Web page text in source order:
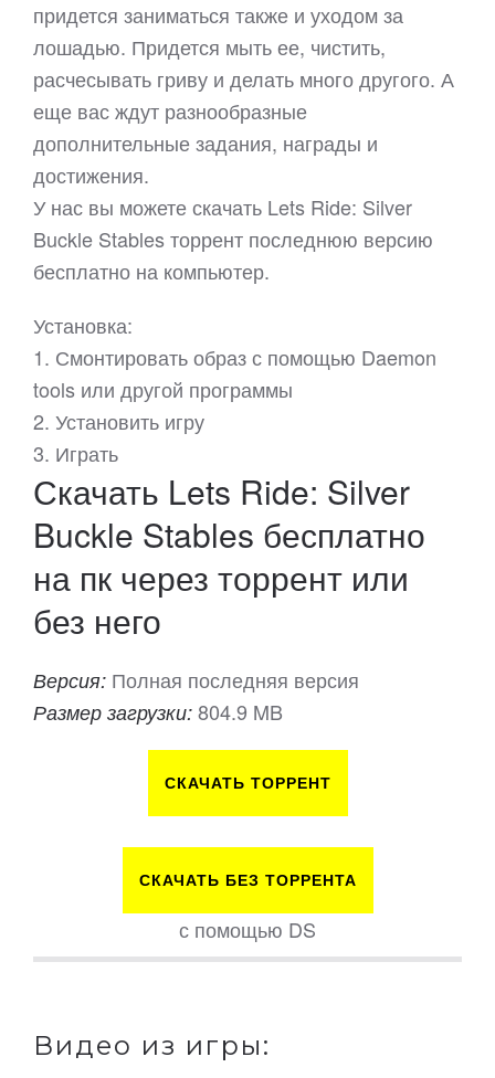
придется заниматься также и уходом за
лошадью. Придется мыть ее, чистить,
расчесывать гриву и делать много другого. А
еще вас ждут разнообразные
дополнительные задания, награды и
достижения.
У нас вы можете скачать Lets Ride: Silver
Buckle Stables торрент последнюю версию
бесплатно на компьютер.
Установка:
1. Смонтировать образ с помощью Daemon
tools или другой программы
2. Установить игру
3. Играть
Скачать Lets Ride: Silver
Buckle Stables бесплатно
на пк через торрент или
без него
Версия: Полная последняя версия
Размер загрузки: 804.9 MB
СКАЧАТЬ ТОРРЕНТ
СКАЧАТЬ БЕЗ ТОРРЕНТА
с помощью DS
Видео из игры: